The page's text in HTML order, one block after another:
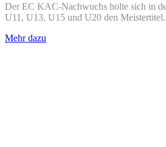
Der EC KAC-Nachwuchs holte sich in
U11, U13, U15 und U20 den Meistertitel.
Mehr dazu